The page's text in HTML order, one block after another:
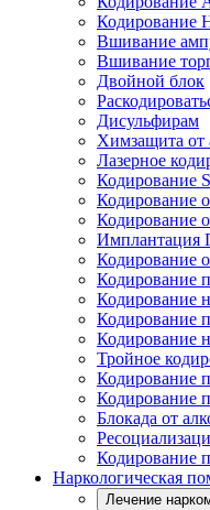
Кодирование
Вшивание
Вшивание
Двойной блок
Дисульфирам
Химзащита от
Лазерное
Кодирование
Кодирование
Кодирование
Имплантация
Кодирование
Кодирование
Кодирование
Кодирование
Кодирование
Тройное
Кодирование
Кодирование
Блокада от
Кодирование
Наркологическая
Лечение